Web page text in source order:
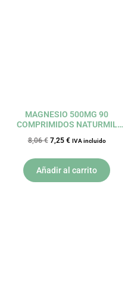
MAGNESIO 500MG 90
COMPRIMIDOS NATURMIL
8,06€ 7,25 € IVA incluido
Añadir al carrito